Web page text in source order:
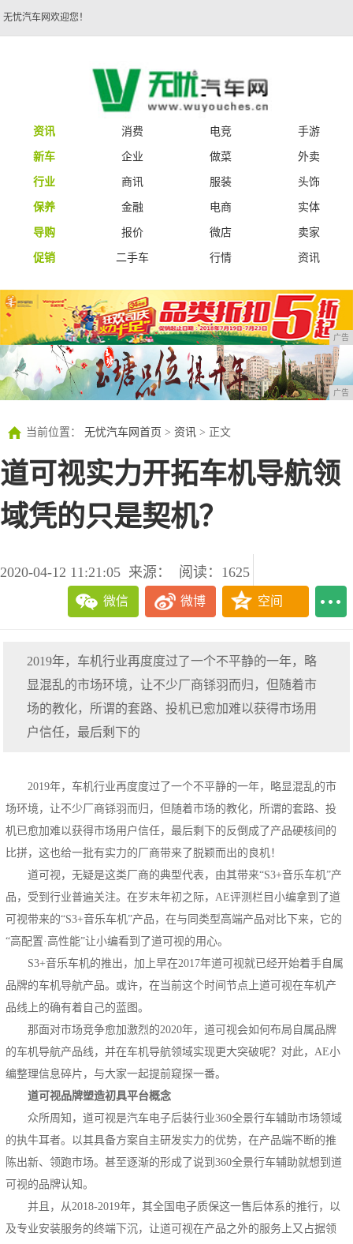
无忧汽车网欢迎您！
资讯 消费 电竞
手游
新车
企业 做菜
外卖
行业
商讯 服装
头饰
保养
金融 电商
实体
导购
报价 微店
卖家
促销
二手车 行情 资讯
广告
广告
当前位置： 无忧汽车网首页 > 资讯 > 正文
道可视实力开拓车机导航领
域凭的只是契机？
2020-04-12 11:21:05 来源： 阅读：1625
微信 微博 空间
2019年，车机行业再度度过了一个不平静的一年，略
显混乱的市场环境，让不少厂商铩羽而归，但随着市
场的教化，所谓的套路、投机已愈加难以获得市场用
户信任，最后剩下的
2019年，车机行业再度度过了一个不平静的一年，略显混乱的市
场环境，让不少厂商铩羽而归，但随着市场的教化，所谓的套路、投
机已愈加难以获得市场用户信任，最后剩下的反倒成了产品硬核间的
比拼，这也给一批有实力的厂商带来了脱颖而出的良机！
道可视，无疑是这类厂商的典型代表，由其带来“S3+音乐车机”产
品，受到行业普遍关注。在岁末年初之际，AE评测栏目小编拿到了道
可视带来的“S3+音乐车机”产品，在与同类型高端产品对比下来，它的
“高配置·高性能”让小编看到了道可视的用心。
S3+音乐车机的推出，加上早在2017年道可视就已经开始着手自属
品牌的车机导航产品。或许，在当前这个时间节点上道可视在车机产
品线上的确有着自己的蓝图。
那面对市场竞争愈加激烈的2020年，道可视会如何布局自属品牌
的车机导航产品线，并在车机导航领域实现更大突破呢？对此，AE小
编整理信息碎片，与大家一起提前窥探一番。
道可视品牌塑造初具平台概念
众所周知，道可视是汽车电子后装行业360全景行车辅助市场领域
的执牛耳者。以其具备方案自主研发实力的优势，在产品端不断的推
陈出新、领跑市场。甚至逐渐的形成了说到360全景行车辅助就想到道
可视的品牌认知。
并且，从2018-2019年，其全国电子质保这一售后体系的推行，以
及专业安装服务的终端下沉，让道可视在产品之外的服务上又占据领